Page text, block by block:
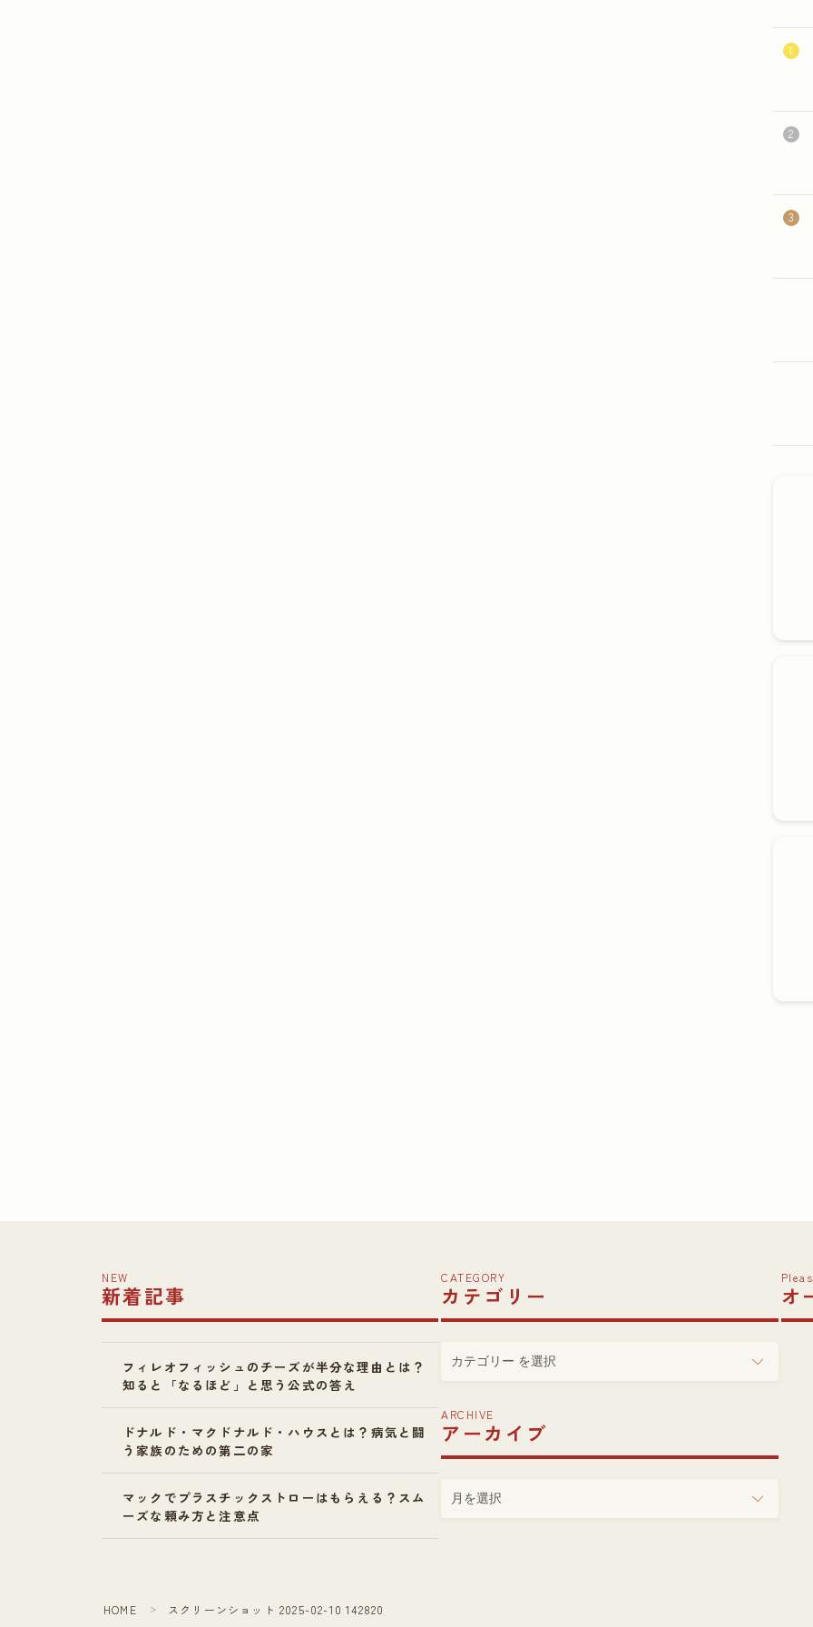
NEW
新着記事
フィレオフィッシュのチーズが半分な理由とは？
知ると「なるほど」と思う公式の答え
ドナルド・マクドナルド・ハウスとは？病気と闘
う家族のための第二の家
マックでプラスチックストローはもらえる？スム
ーズな頼み方と注意点
CATEGORY
カテゴリー
テ
リ
ー
ARCHIVE
アーカイブ
ア
ー
オ
HOME ＞ スクリーンショット 2025-02-10 142820